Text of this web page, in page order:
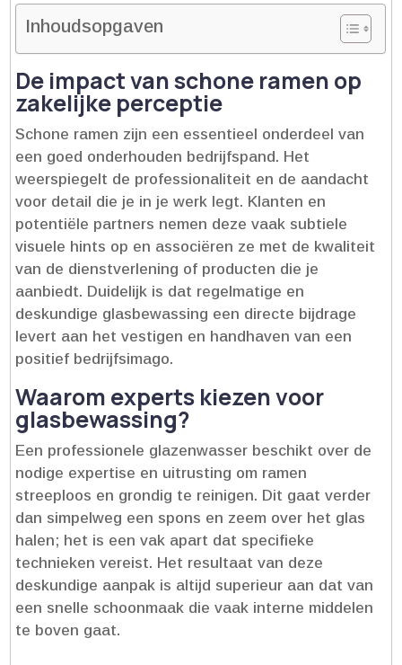
Inhoudsopgaven
De impact van schone ramen op
zakelijke perceptie
Schone ramen zijn een essentieel onderdeel van
een goed onderhouden bedrijfspand.​ Het
weerspiegelt de professionaliteit en de aandacht
voor detail die je in je werk legt.​ Klanten en
potentiële partners nemen deze vaak subtiele
visuele hints op en associëren ze met de kwaliteit
van de dienstverlening of producten die je
aanbiedt.​ Duidelijk is dat regelmatige en
deskundige glasbewassing een directe bijdrage
levert aan het vestigen en handhaven van een
positief bedrijfsimago.​
Waarom experts kiezen voor
glasbewassing?
Een professionele glazenwasser beschikt over de
nodige expertise en uitrusting om ramen
streeploos en grondig te reinigen.​ Dit gaat verder
dan simpelweg een spons en zeem over het glas
halen; het is een vak apart dat specifieke
technieken vereist.​ Het resultaat van deze
deskundige aanpak is altijd superieur aan dat van
een snelle schoonmaak die vaak interne middelen
te boven gaat.​